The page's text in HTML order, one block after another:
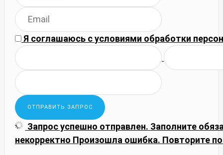
Я соглашаюсь сусловиями обработки
Запрос успешно отправлен. Заполните
некорректно Произошла ошибка. Повторите